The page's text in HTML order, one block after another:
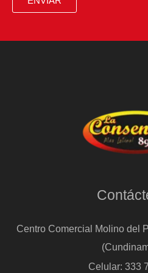
atisbe
Centro Comercial Molino del
Celular: 333